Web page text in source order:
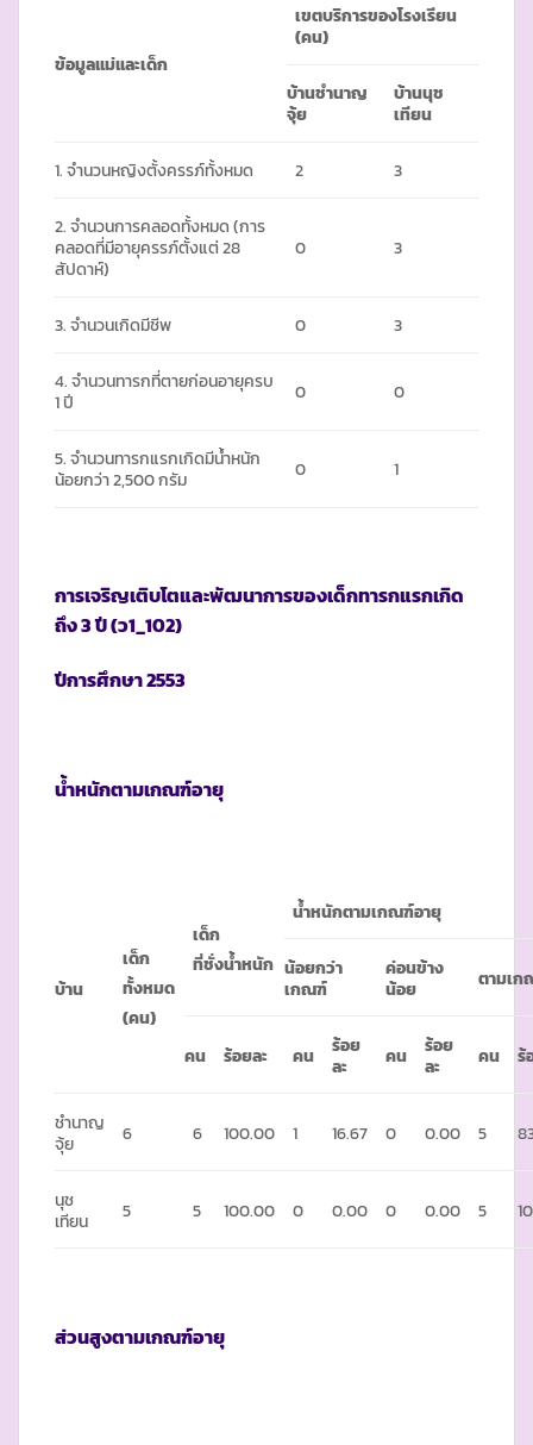
ข้อมูลแม่และเด็ก
เขตบริการของโรงเรียน
(คน)
บ้านชำนาญ
จุ้ย
บ้านนุช
เทียน
1. จำนวนหญิงตั้งครรภ์ทั้งหมด 2 3
2. จำนวนการคลอดทั้งหมด (การ
คลอดที่มีอายุครรภ์ตั้งแต่ 28
สัปดาห์)
0 3
3. จำนวนเกิดมีชีพ 0 3
4. จำนวนทารกที่ตายก่อนอายุครบ
1 ปี
0 0
5. จำนวนทารกแรกเกิดมีน้ำหนัก
น้อยกว่า 2,500 กรัม
0 1
การเจริญเติบโตและพัฒนาการของเด็กทารกแรกเกิด
ถึง3 ปี (ว1_102)
ปีการศึกษา2553
น้ำหนักตามเกณฑ์อายุ
บ้าน
เด็ก
ทั้งหมด
(คน)
เด็ก
ที่ชั่งน้ำหนัก
น้ำหนักตามเกณฑ์อายุ
น้อยกว่า
เกณฑ์
ค่อนข้าง
น้อย
ตามเ
คน ร้อยละ คน
ร้อย
ละ
คน
ร้อย
ละ
คน ร้
ชำนาญ
จุ้ย
6 6 100.00 1 16.67 0 0.00 5
นุช
เทียน
5 5 100.00 0 0.00 0 0.00 5
ส่วนสูงตามเกณฑ์อายุ